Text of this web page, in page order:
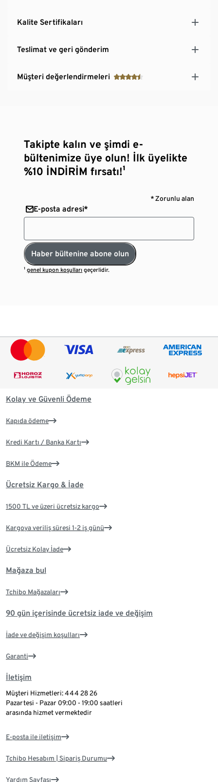
Kalite Sertifikaları
Teslimat ve geri gönderim
Müşteri değerlendirmeleri
Takipte kalın ve şimdi e-
bültenimize üye olun! İlk üyelikte
%10 İNDİRİM fırsatı!¹
* Zorunlu alan
E-posta adresi*
Haber bültenine abone olun
¹genel kupon koşulları geçerlidir.
Kolay ve Güvenli Ödeme
Kapıda ödeme
Kredi Kartı / Banka Kartı
BKM ile Ödeme
Ücretsiz Kargo & İade
1500 TL ve üzeri ücretsiz kargo
Kargoya veriliş süresi 1-2 iş günü
Ücretsiz Kolay İade
Mağaza bul
Tchibo Mağazaları
90 gün içerisinde ücretsiz iade ve değişim
İade ve değişim koşulları
Garanti
İletişim
Müşteri Hizmetleri: 444 28 26
Pazartesi - Pazar 09:00 - 19:00 saatleri
arasında hizmet vermektedir
E-posta ile iletişim
Tchibo Hesabım | Sipariş Durumu
Yardım Sayfası